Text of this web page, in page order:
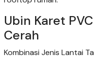
Ubin Karet
Cerah
Kombinasi Jenis Lantai